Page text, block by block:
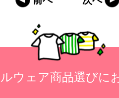
ウェア商品選びに